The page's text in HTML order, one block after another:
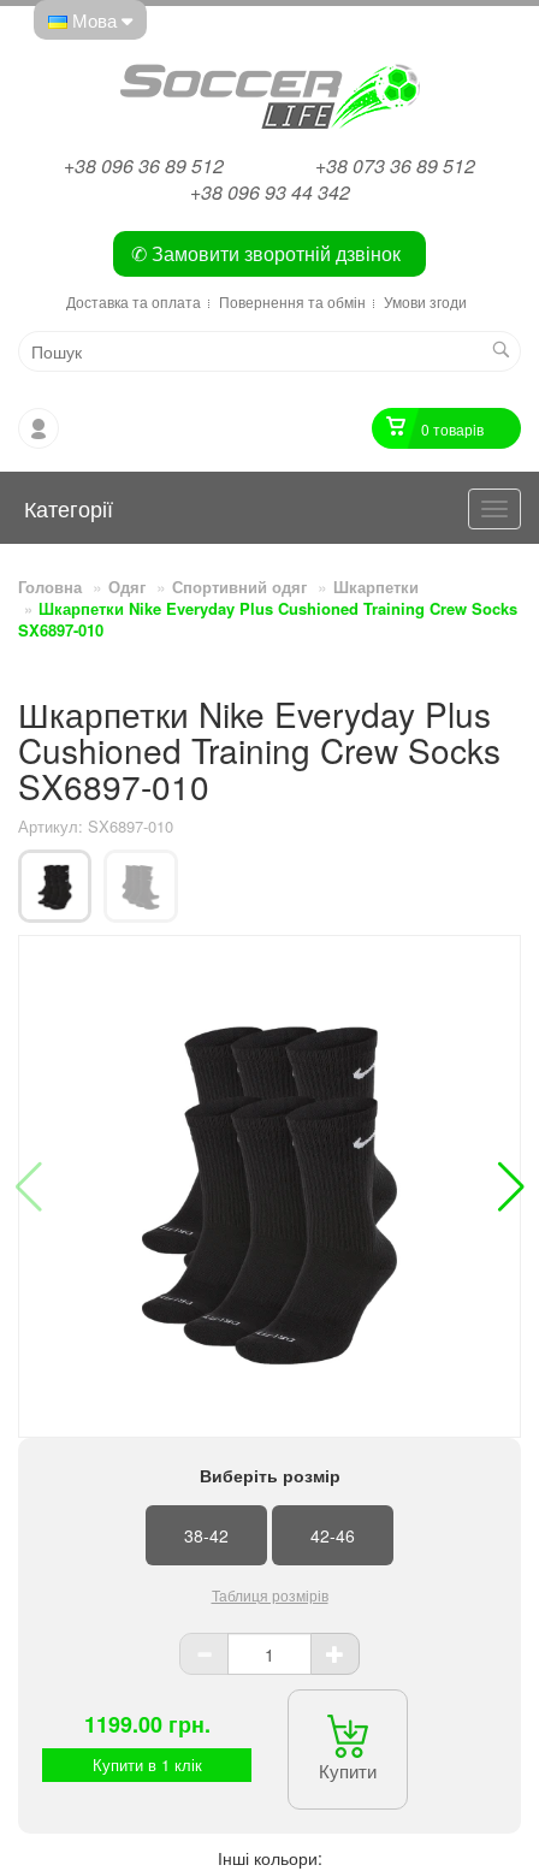
Мова
+38 096 36 89 512
+38 073 36 89 512
+38 096 93 44 342
✆ Замовити зворотній дзвінок
Доставка та оплата Повернення та обмін Умови згоди
0 товарiв
Категорії
Головна Одяг Спортивний одяг
Шкарпетки
Шкарпетки Nike Everyday Plus Cushioned Training Crew Socks
SX6897-010
Шкарпетки Nike Everyday Plus
Cushioned Training Crew Socks
SX6897-010
Артикул: SX6897-010
Виберіть розмір
38-42 42-46
Таблиця розмірів
1199.00 грн.
Купити в 1 клік Купити
Інші кольори: